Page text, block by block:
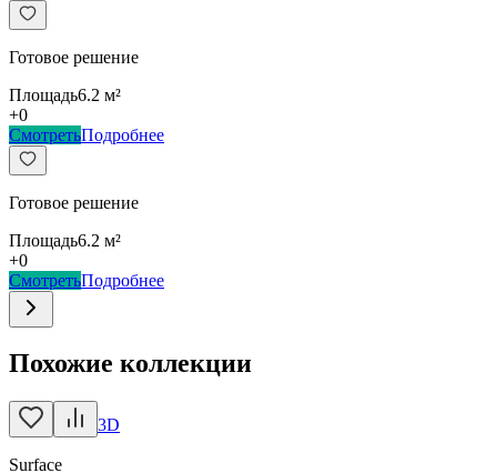
Готовое решение
Площадь6.2 м²
+0
СмотретьПодробнее
Готовое решение
Площадь6.2 м²
+0
СмотретьПодробнее
Похожие коллекции
3D
Surface